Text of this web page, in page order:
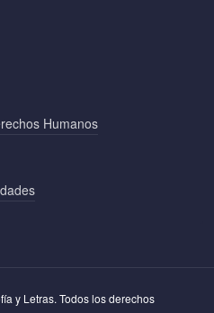
Humanos
y Letras. Todos los derechos